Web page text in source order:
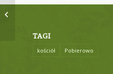
TAGI
kościół Pobierowo